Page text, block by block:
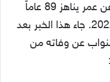
وفاة الإعلامي المصري مفيد فوزي عن عمر يناهز 89 عاماً
اليوم الأحد الموافق 4 ديسمبر عام 2022. جاء هذا الخبر بعد
عن وفاته من